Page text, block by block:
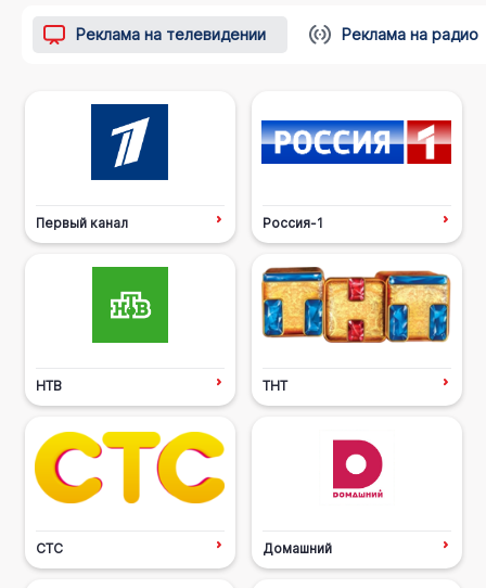
Реклама на телевидении Реклама на радио
Первый канал Россия-1
НТВ ТНТ
СТС Домашний